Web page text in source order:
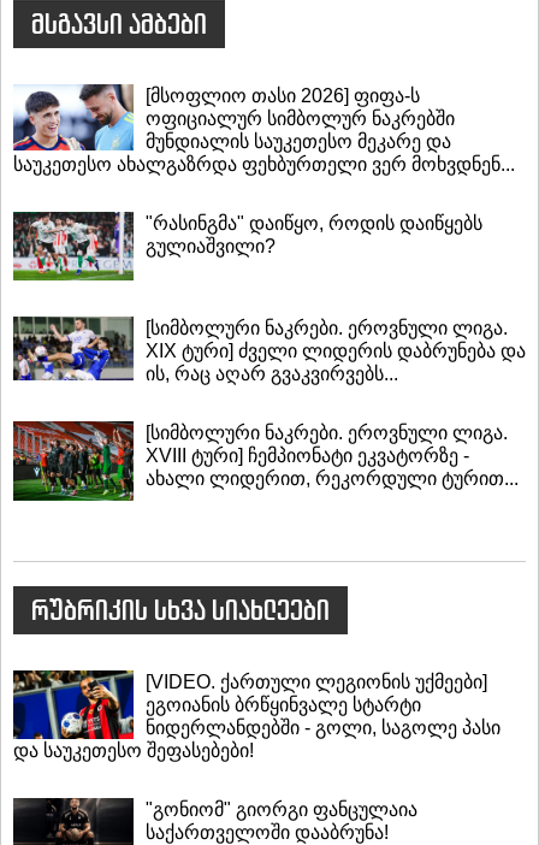
მსგავსი ამბები
[მსოფლიო თასი 2026] ფიფა-ს
ოფიციალურ სიმბოლურ ნაკრებში
მუნდიალის საუკეთესო მეკარე და
საუკეთესო ახალგაზრდა ფეხბურთელი ვერ მოხვდნენ...
"რასინგმა" დაიწყო, როდის დაიწყებს
გულიაშვილი?
[სიმბოლური ნაკრები. ეროვნული ლიგა.
XIX ტური] ძველი ლიდერის დაბრუნება და
ის, რაც აღარ გვაკვირვებს...
[სიმბოლური ნაკრები. ეროვნული ლიგა.
XVIII ტური] ჩემპიონატი ეკვატორზე -
ახალი ლიდერით, რეკორდული ტურით...
რუბრიკის სხვა სიახლეები
[VIDEO. ქართული ლეგიონის უქმეები]
ეგოიანის ბრწყინვალე სტარტი
ნიდერლანდებში - გოლი, საგოლე პასი
და საუკეთესო შეფასებები!
"გონიომ" გიორგი ფანცულაია
საქართველოში დააბრუნა!